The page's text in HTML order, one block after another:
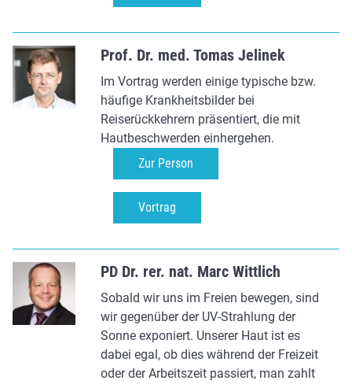
Prof. Dr. med. Tomas Jelinek
Im Vortrag werden einige typische bzw.
häufige Krankheitsbilder bei
Reiserückkehrern präsentiert, die mit
Hautbeschwerden einhergehen.
Zur Person
Vortrag
PD Dr. rer. nat. Marc Wittlich
Sobald wir uns im Freien bewegen, sind
wir gegenüber der UV-Strahlung der
Sonne exponiert. Unserer Haut ist es
dabei egal, ob dies während der Freizeit
oder der Arbeitszeit passiert, man zahlt